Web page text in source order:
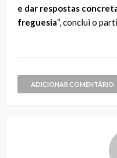
e dar respostas
freguesia“, conclui o
ADICIONAR COMENTÁRIO